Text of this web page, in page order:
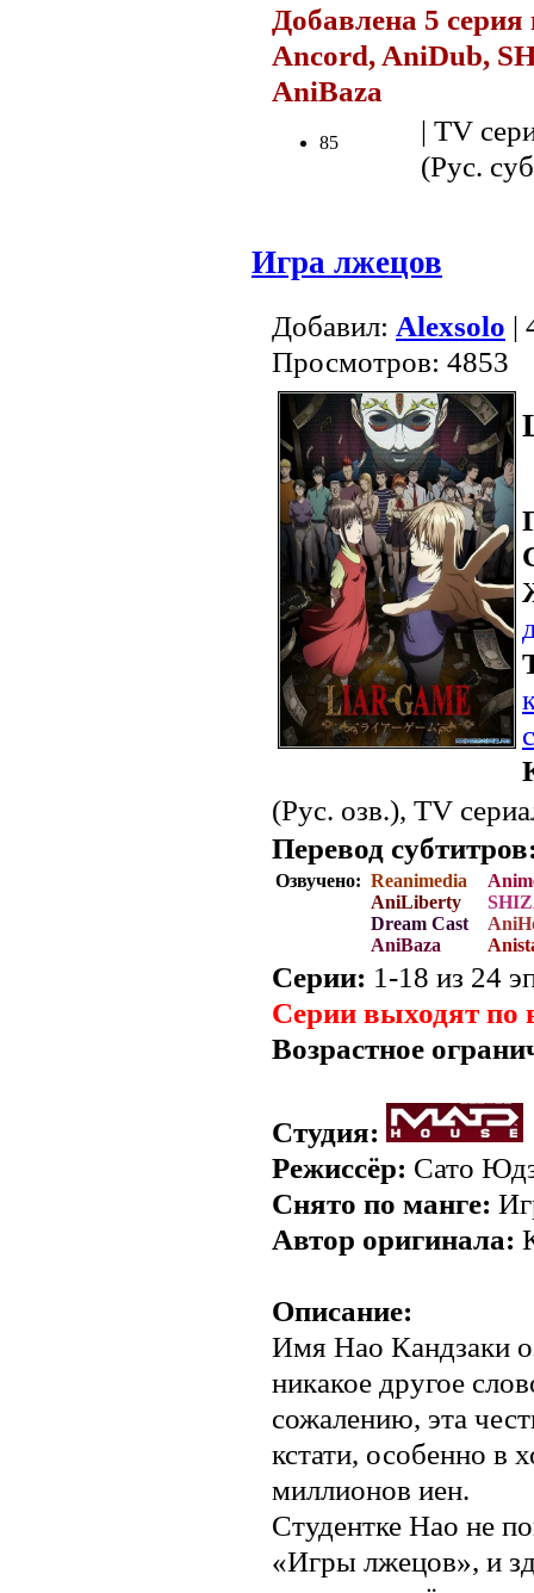
Добавлена 5
Ancord, AniDub,
AniBaza
85
| TV
(Рус.
Игра лжецов
Добавил: Alexsolo |
Просмотров: 4853
(Рус. озв.), TV
Перевод
Озвучено: Reanimedia
AniLiberty
Dream Cast
AniBaza
Серии: 1-18 из 24
Серии выходят по
Возрастное
Студия:
Режиссёр: Сато
Снято по манге:
Автор оригинала:
Описание:
Имя Нао Кандзаки
никакое другое
сожалению, эта
кстати, особенно в
миллионов иен.
Студентке Нао не
«Игры лжецов», и